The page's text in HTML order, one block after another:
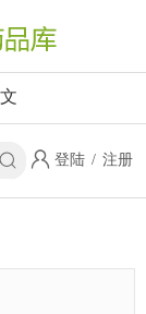
登陆 / 注册